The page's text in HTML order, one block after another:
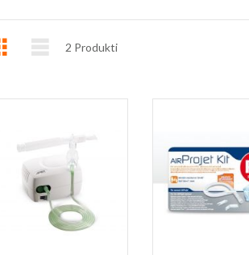
Režģis Saraksts
2 Produkti